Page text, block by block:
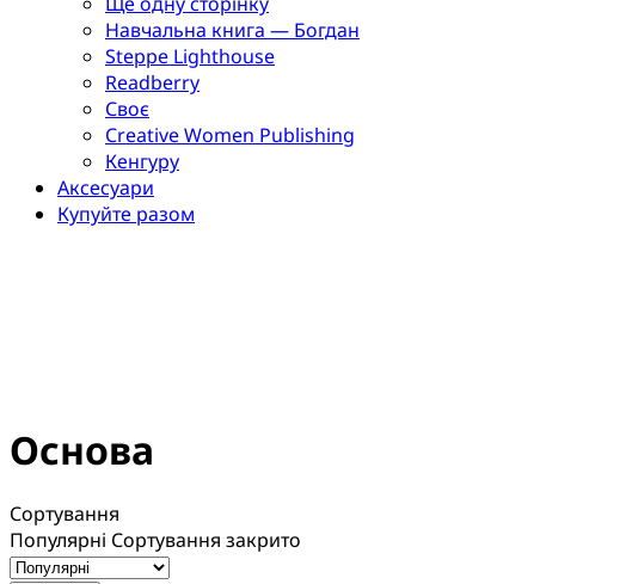
Навчальна книга — Богдан
Steppe Lighthouse
Readberry
Своє
Creative Women Publishing
Кенгуру
Аксесуари
Купуйте разом
Основа
Сортування
Популярні Сортування закрито